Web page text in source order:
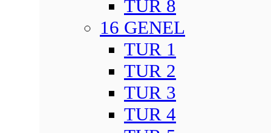
TUR 8
16 GENEL
TUR 1
TUR 2
TUR 3
TUR 4